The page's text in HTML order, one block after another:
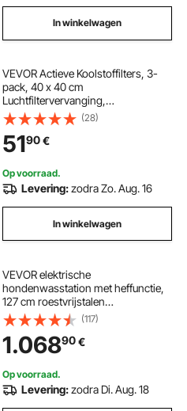
In winkelwagen
VEVOR Actieve Koolstoffilters, 3-
pack, 40 x 40 cm
Luchtfiltervervanging,
Hoogrendementsfilters Niveau 2,
Compatibel met BlueDri en VEVOR
Scrubber, Luchtreiniger, Apparatuur
voor waterschadeherstel
(28)
5190€
Op voorraad.
Levering:zodra Zo. Aug. 16
In winkelwagen
VEVOR elektrische
hondenwasstation met heffunctie,
127 cm roestvrijstalen
hondenwasbak met PE-
waterfilterplaat, kraan en
douchekop, hondenbad,
hondenwasbak (rechterdeur)
(117)
1.06890€
Op voorraad.
Levering:zodra Di. Aug. 18